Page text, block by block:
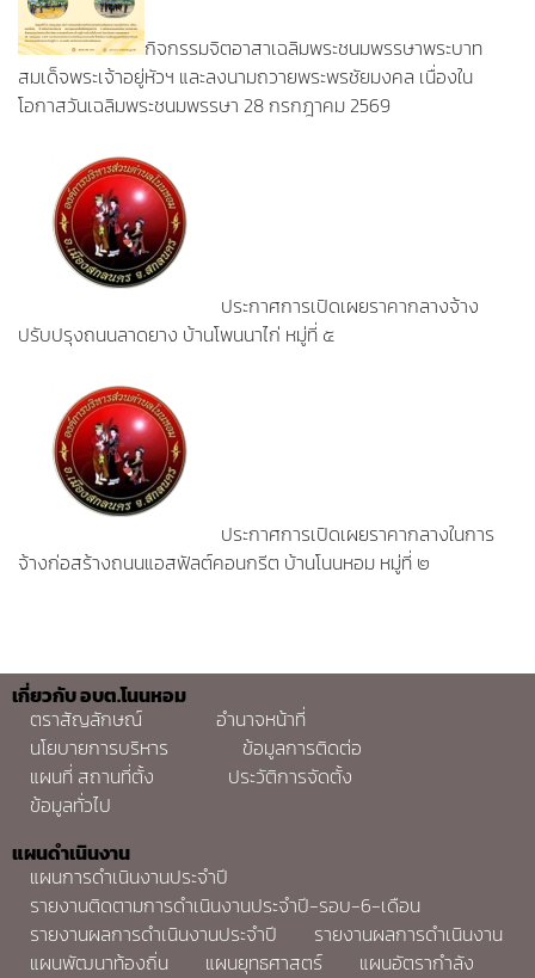
กิจกรรมจิตอาสาเฉลิมพระชนมพรรษาพระบาท
สมเด็จพระเจ้าอยู่หัวฯ และลงนามถวายพระพรชัยมงคล เนื่องใน
โอกาสวันเฉลิมพระชนมพรรษา 28 กรกฎาคม 2569
ประกาศการเปิดเผยราคากลางจ้าง
ปรับปรุงถนนลาดยาง บ้านโพนนาไก่ หมู่ที่ ๕
ประกาศการเปิดเผยราคากลางในการ
จ้างก่อสร้างถนนแอสฟัลต์คอนกรีต บ้านโนนหอม หมู่ที่ ๒
เกี่ยวกับ อบต.โนนหอม
ตราสัญลักษณ์
อำนาจหน้าที่
นโยบายการบริหาร
ข้อมูลการติดต่อ
แผนที่ สถานที่ตั้ง
ประวัติการจัดตั้ง
ข้อมูลทั่วไป
แผนดำเนินงาน
แผนการดำเนินงานประจำปี
รายงานติดตามการดำเนินงานประจำปี-รอบ-6-เดือน
รายงานผลการดำเนินงานประจำปี
รายงานผลการดำเนินงาน
แผนพัฒนาท้องถิ่น
แผนยุทธศาสตร์
แผนอัตรากำลัง